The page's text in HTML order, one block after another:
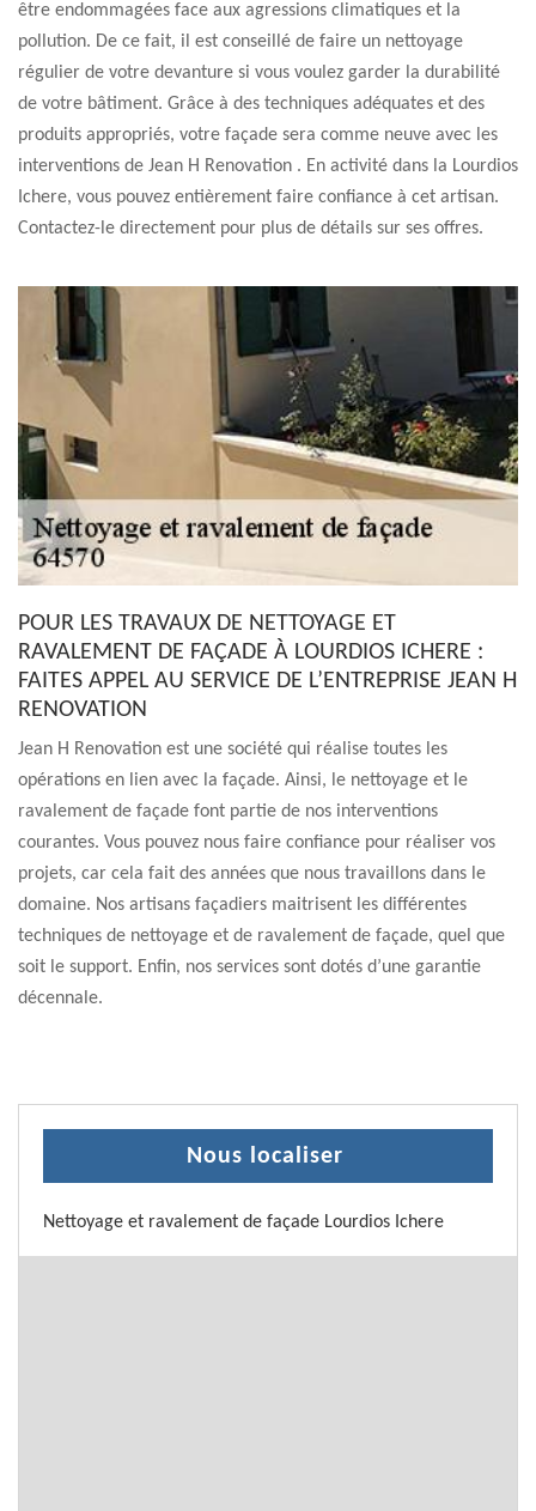
être endommagées face aux agressions climatiques et la
pollution. De ce fait, il est conseillé de faire un nettoyage
régulier de votre devanture si vous voulez garder la durabilité
de votre bâtiment. Grâce à des techniques adéquates et des
produits appropriés, votre façade sera comme neuve avec les
interventions de Jean H Renovation . En activité dans la Lourdios
Ichere, vous pouvez entièrement faire confiance à cet artisan.
Contactez-le directement pour plus de détails sur ses offres.
POUR LES TRAVAUX DE NETTOYAGE ET
RAVALEMENT DE FAÇADE À LOURDIOS ICHERE :
FAITES APPEL AU SERVICE DE L’ENTREPRISE JEAN H
RENOVATION
Jean H Renovation est une société qui réalise toutes les
opérations en lien avec la façade. Ainsi, le nettoyage et le
ravalement de façade font partie de nos interventions
courantes. Vous pouvez nous faire confiance pour réaliser vos
projets, car cela fait des années que nous travaillons dans le
domaine. Nos artisans façadiers maitrisent les différentes
techniques de nettoyage et de ravalement de façade, quel que
soit le support. Enfin, nos services sont dotés d’une garantie
décennale.
Nous localiser
Nettoyage et ravalement de façade Lourdios Ichere